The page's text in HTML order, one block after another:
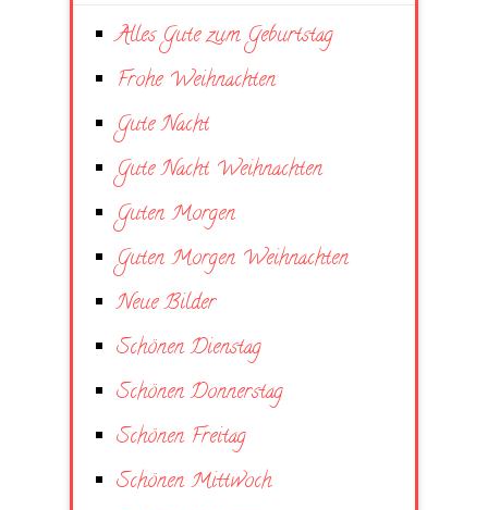
Alles Gute zum Geburtstag
Frohe Weihnachten
Gute Nacht
Gute Nacht Weihnachten
Guten Morgen
Guten Morgen Weihnachten
Neue Bilder
Schönen Dienstag
Schönen Donnerstag
Schönen Freitag
Schönen Mittwoch